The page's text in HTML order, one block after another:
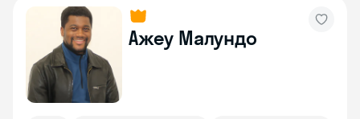
Ажеу Малундо